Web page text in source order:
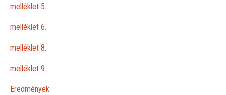
melléklet 5.
melléklet 6.
melléklet 8.
melléklet 9.
Eredmények